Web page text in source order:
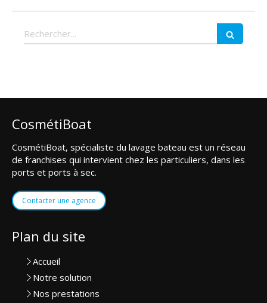
Rechercher
CosmétiBoat
CosmétiBoat, spécialiste du lavage bateau est un réseau
de franchises qui intervient chez les particuliers, dans les
ports et ports à sec.
Contacter une agence
Plan du site
Accueil
Notre solution
Nos prestations